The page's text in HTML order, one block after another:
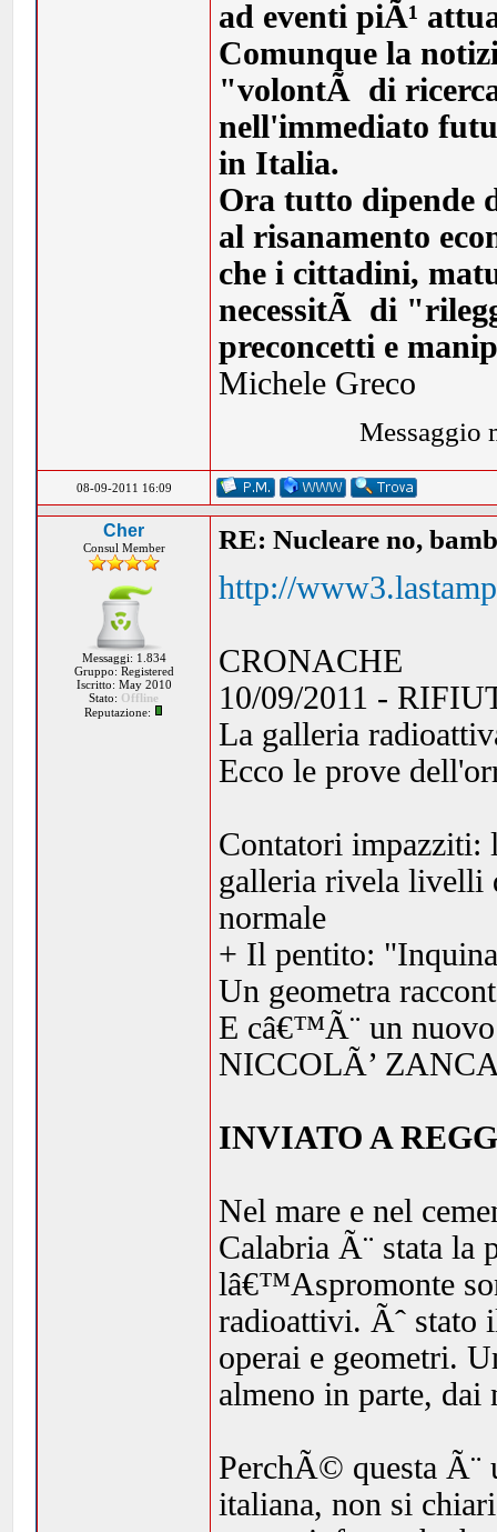
ad eventi piÃ¹
Comunque la
"volontÃ di
nell'immediato
in Italia.
Ora tutto dipende
al risanamento
che i cittadini,
necessitÃ di
preconcetti e
Michele Greco
Messaggio
08-09-2011 16:09
Cher
Consul Member
Messaggi: 1.834
Gruppo: Registered
Iscritto: May 2010
Stato: Offline
Reputazione:
RE: Nucleare no,
http://
CRONACHE
10/09/2011 -
La galleria
Ecco le prove
Contatori
galleria rivela livelli
normale
+ Il pentito:
Un geometra
E câ€™Ã¨ un
NICCOLÃ’
INVIATO A
Nel mare e nel
Calabria Ã¨ stata
lâ€™Aspromonte
radioattivi. Ãˆ stato
operai e geometri.
almeno in parte,
PerchÃ© questa Ã¨
italiana, non si